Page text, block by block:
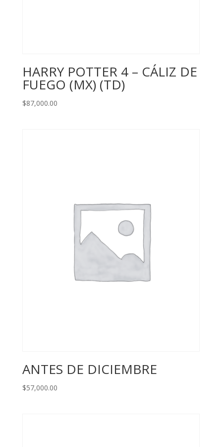
HARRY POTTER 4 – CÁLIZ DE
FUEGO (MX) (TD)
$87,000.00
ANTES DE DICIEMBRE
$57,000.00